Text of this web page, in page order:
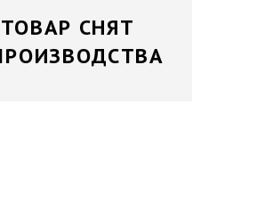
ТОВАР СНЯТ